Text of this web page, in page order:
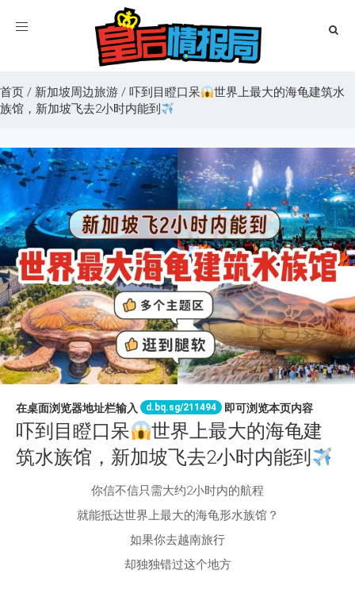
Toggle
首页 / 新加坡周边旅游 / 吓到目瞪口呆
世界上最大的海龟建筑水
族馆，新加坡飞去2小时内能到
在桌面浏览器地址栏输入 d.bq.sg/211494 即可浏览本页内容
吓到目瞪口呆
世界上最大的海龟建
筑水族馆，新加坡飞去2小时内能到
你信不信只需大约2小时内的航程
就能抵达世界上最大的海龟形水族馆？
如果你去越南旅行
却独独错过这个地方